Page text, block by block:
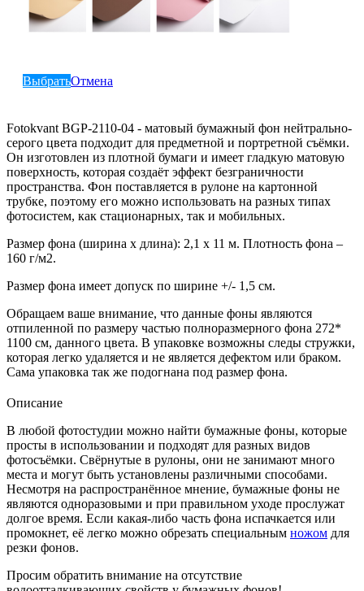
ВыбратьОтмена
Fotokvant BGP-2110-04 - матовый бумажный фон нейтрально-
серого цвета подходит для предметной и портретной съёмки.
Он изготовлен из плотной бумаги и имеет гладкую матовую
поверхность, которая создаёт эффект безграничности
пространства. Фон поставляется в рулоне на картонной
трубке, поэтому его можно использовать на разных типах
фотосистем, как стационарных, так и мобильных.
Размер фона (ширина х длина): 2,1 х 11 м. Плотность фона –
160 г/м2.
Размер фона имеет допуск по ширине +/- 1,5 см.
Обращаем ваше внимание, что данные фоны являются
отпиленной по размеру частью полноразмерного фона 272*
1100 см, данного цвета. В упаковке возможны следы стружки,
которая легко удаляется и не является дефектом или браком.
Сама упаковка так же подогнана под размер фона.
Описание
В любой фотостудии можно найти бумажные фоны, которые
просты в использовании и подходят для разных видов
фотосъёмки. Свёрнутые в рулоны, они не занимают много
места и могут быть установлены различными способами.
Несмотря на распространённое мнение, бумажные фоны не
являются одноразовыми и при правильном уходе прослужат
долгое время. Если какая-либо часть фона испачкается или
промокнет, её легко можно обрезать специальным ножом для
резки фонов.
Просим обратить внимание на отсутствие